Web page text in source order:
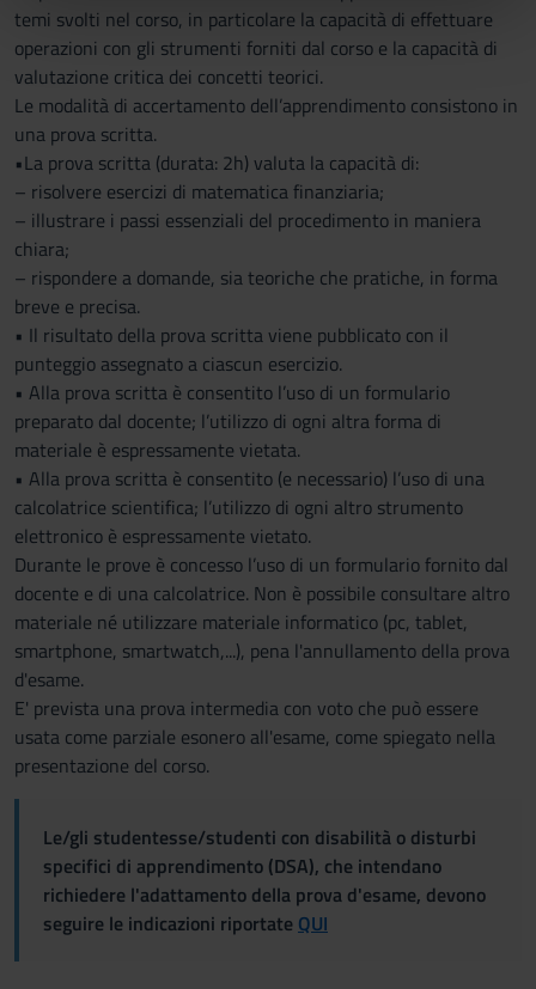
pubblicità e social media, i quali potrebbero combinarle
con altre informazioni che hai fornito loro o che hanno
raccolto dal tuo utilizzo dei loro servizi.
temi svolti nel corso, in particolare la capacità di effettuare
operazioni con gli strumenti forniti dal corso e la capacità di
valutazione critica dei concetti teorici.
Le modalità di accertamento dell’apprendimento consistono in
una prova scritta.
•La prova scritta (durata: 2h) valuta la capacità di:
– risolvere esercizi di matematica finanziaria;
– illustrare i passi essenziali del procedimento in maniera
chiara;
– rispondere a domande, sia teoriche che pratiche, in forma
breve e precisa.
• Il risultato della prova scritta viene pubblicato con il
punteggio assegnato a ciascun esercizio.
• Alla prova scritta è consentito l’uso di un formulario
preparato dal docente; l’utilizzo di ogni altra forma di
materiale è espressamente vietata.
• Alla prova scritta è consentito (e necessario) l’uso di una
calcolatrice scientifica; l’utilizzo di ogni altro strumento
elettronico è espressamente vietato.
Durante le prove è concesso l’uso di un formulario fornito dal
docente e di una calcolatrice. Non è possibile consultare altro
materiale né utilizzare materiale informatico (pc, tablet,
smartphone, smartwatch,...), pena l'annullamento della prova
d'esame.
E' prevista una prova intermedia con voto che può essere
usata come parziale esonero all'esame, come spiegato nella
presentazione del corso.
Le/gli studentesse/studenti con disabilità o disturbi
specifici di apprendimento (DSA), che intendano
richiedere l'adattamento della prova d'esame, devono
seguire le indicazioni riportate QUI